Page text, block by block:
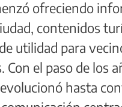
ofreciendo
contenidos
utilidad para
Con el paso de los
hasta